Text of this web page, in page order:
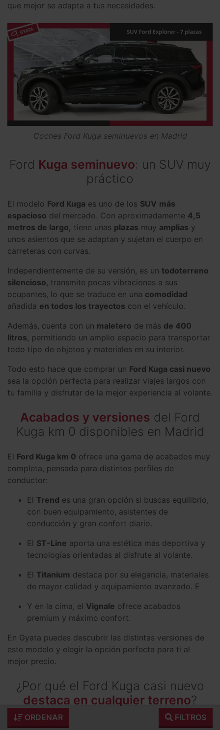
ORDENAR FILTROS
que mejor se adapta a tus necesidades.
Coches Ford Kuga seminuevos en Madrid
Ford Kuga seminuevo: un SUV muy
práctico
El modelo Ford Kuga es uno de los SUV más
espacioso del mercado. Con aproximadamente 4,5
metros de largo, tiene unas plazas muy amplias y
unos asientos que se adaptan y sujetan el cuerpo en
carreteras con curvas.
Independientemente de su versión, es un todoterreno
silencioso, transmite pocas vibraciones a sus
ocupantes, lo que se traduce en una comodidad
añadida en todos los trayectos con el vehículo.
Además, cuenta con un maletero de más de 400
litros, permitiendo un amplio espacio para transportar
todo tipo de objetos y materiales en su interior.
Todo esto hace que comprar un Ford Kuga casi nuevo
sea la opción perfecta para realizar viajes largos con
tu familia y disfrutar de la mejor experiencia al volante.
Acabados y versiones del Ford
Kuga km 0 disponibles en Madrid
El Ford Kuga km 0 ofrece una gama de acabados muy
completa, pensada para distintos perfiles de
conductor:
El Trend es una gran opción si buscas equilibrio,
con buen equipamiento, asistentes de
conducción y gran confort diario.
El ST-Line aporta una estética más deportiva y
tecnologías orientadas al disfrute al volante.
El Titanium destaca por su elegancia, materiales
de mayor calidad y equipamiento avanzado. E
Y en la cima, el Vignale ofrece acabados
premium y máximo confort.
En Gyata puedes descubrir las distintas versiones de
este modelo y elegir la opción perfecta para ti al
mejor precio.
¿Por qué el Ford Kuga casi nuevo
destaca en cualquier terreno?